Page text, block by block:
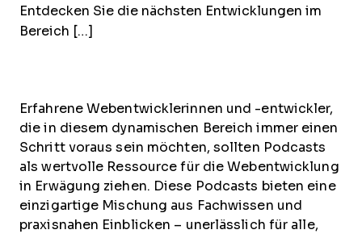
Entdecken Sie die nächsten Entwicklungen im
Bereich […]
Erfahrene Webentwicklerinnen und -entwickler,
die in diesem dynamischen Bereich immer einen
Schritt voraus sein möchten, sollten Podcasts
als wertvolle Ressource für die Webentwicklung
in Erwägung ziehen. Diese Podcasts bieten eine
einzigartige Mischung aus Fachwissen und
praxisnahen Einblicken – unerlässlich für alle,